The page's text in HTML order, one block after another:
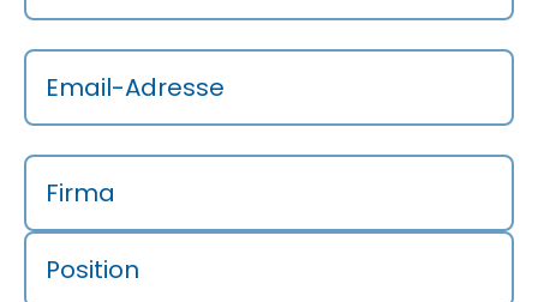
Email-Adresse
Firma
Position